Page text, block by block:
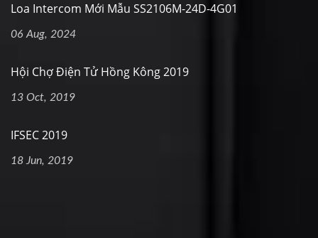
Loa Intercom Mới Mẫu SS2106M-24D-4G01
06 Aug, 2024
Hội Chợ Điện Tử Hồng Kông 2019
13 Oct, 2019
IFSEC 2019
18 Jun, 2019